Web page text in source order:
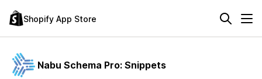
Shopify App Store
Nabu Schema Pro: Snippets